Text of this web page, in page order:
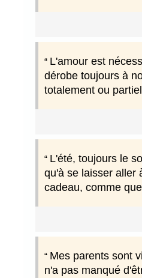
L'amour est
dérobe toujours à
totalement ou
L'été, toujours le
qu'à se laisser aller
cadeau, comme
Mes parents sont
n'a pas manqué